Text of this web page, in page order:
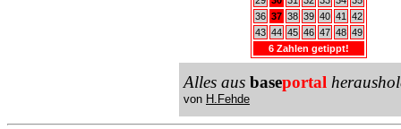
36 37 38 39 40 41
42
43 44 45 46 47 48 49
6 Zahlen getippt!
Alles aus baseportal
von H.Fehde